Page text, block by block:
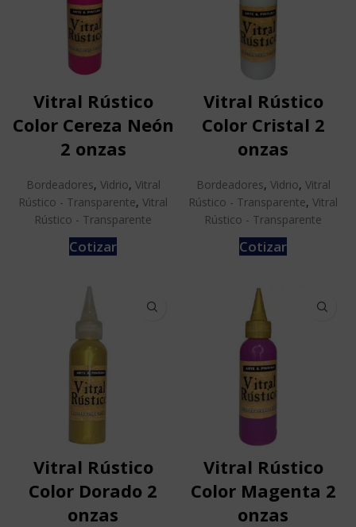
Vitral Rústico
Color Cereza Neón
2 onzas
Bordeadores, Vidrio, Vitral
Rústico - Transparente, Vitral
Rústico - Transparente
Cotizar
Vitral Rústico
Color Cristal 2
onzas
Bordeadores, Vidrio, Vitral
Rústico - Transparente, Vitral
Rústico - Transparente
Cotizar
Vitral Rústico
Color Dorado 2
onzas
Vitral Rústico
Color Magenta 2
onzas